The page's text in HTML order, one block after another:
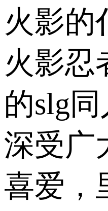
火影的
火影忍
的slg同
深受广
喜爱，